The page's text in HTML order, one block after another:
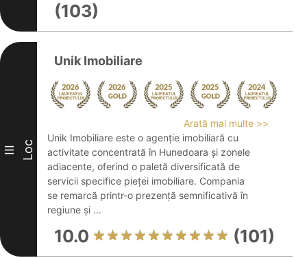
(103)
III Loc
Unik Imobiliare
Arată mai multe >>
Unik Imobiliare este o agenție imobiliară cu
activitate concentrată în Hunedoara și zonele
adiacente, oferind o paletă diversificată de
servicii specifice pieței imobiliare. Compania
se remarcă printr-o prezență semnificativă în
regiune și ...
10.0 (101)